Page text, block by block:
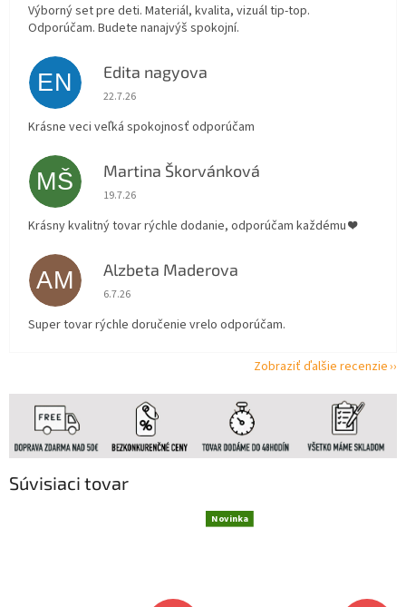
Súvisiaci tovar
Novinka
Výborný set pre deti. Materiál, kvalita, vizuál tip-top.
Odporúčam. Budete nanajvýš spokojní.
EN Edita nagyova
Hodnotenie obchodu je 5 z 5 hviezdičiek.
22.7.26
Krásne veci veľká spokojnosť odporúčam
MŠ Martina Škorvánková
Hodnotenie obchodu je 5 z 5 hviezdičiek.
19.7.26
Krásny kvalitný tovar rýchle dodanie, odporúčam každému ❤️
AM Alzbeta Maderova
Hodnotenie obchodu je 5 z 5 hviezdičiek.
6.7.26
Super tovar rýchle doručenie vrelo odporúčam.
Zobraziť ďalšie recenzie